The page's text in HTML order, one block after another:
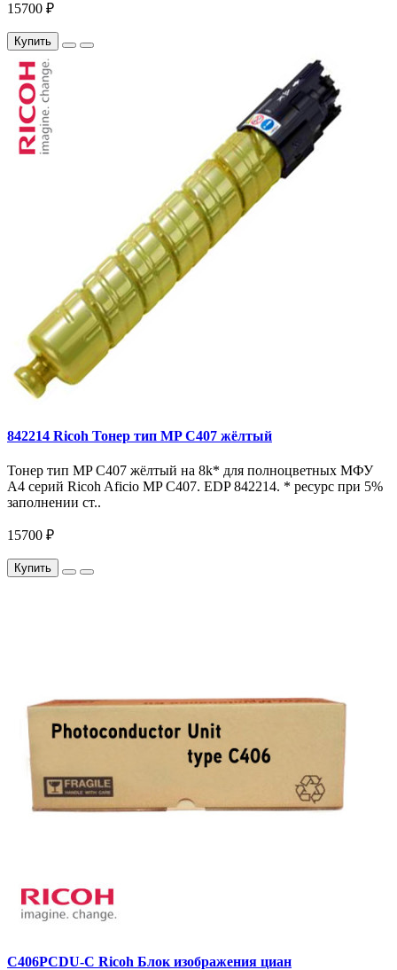
15700 ₽
Купить
842214 Ricoh Тонер тип MP C407 жёлтый
Тонер тип MP C407 жёлтый на 8k* для полноцветных МФУ
A4 серий Ricoh Aficio MP С407. EDP 842214. * ресурс при 5%
заполнении ст..
15700 ₽
Купить
C406PCDU-C Ricoh Блок изображения циан